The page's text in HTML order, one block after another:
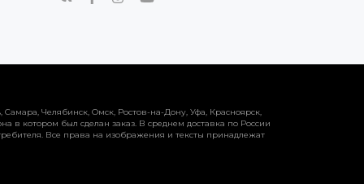
Челябинск, Омск, Ростов-на-Дону, Уфа, Красноярск,
в котором был сделан заказ. В среднем доставка по России
Все права на изображения и тексты принадлежат